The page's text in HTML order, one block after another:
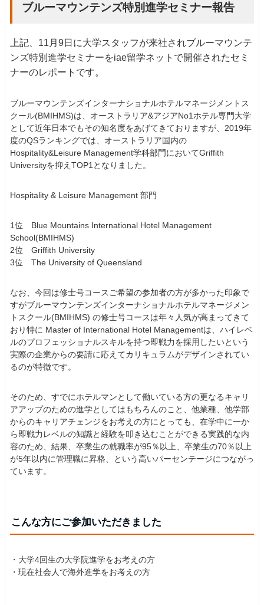
ブルーマウンテンズ特別進学セミナー報告
上記、11月9日に大学スタッフが来社されブルーマウンテ
ンズ特別進学セミナーをiae留学ネットで開催されたセミ
ナーのレポートです。
ブルーマウンテンズインターナショナルホテルマネージメントス
クール(BMIHMS)は、オーストラリア&アジアNo1ホテル専門大学
として近年日本でもその知名度をあげてきておりますが、2019年
度のQSランキングでは、オーストラリア国内の
Hospitality&Leisure Management学科部門においてGriffith
Universityを抑えTOP1となりました。
Hospitality & Leisure Management 部門
1位 Blue Mountains International Hotel Management
School(BMIHMS)
2位 Griffith University
3位 The University of Queensland
なお、今回は修士号コースご希望の参加者の方が多かった印象で
すがブルーマウンテンズインターナショナルホテルマネージメン
トスクール(BMIHMS) の修士号コースは年々人気が高まってきて
おり特に Master of International Hotel Managementは、ハイレベ
ルのプロフェッショナルスキルを持つ即戦力を採用したいという
実際の企業からの要請に応えてカリキュラムがデザインされてい
るのが特徴です。
そのため、すでにホテルマンとして働いている方の更なるキャリ
アアップのための進学としてはもちろんのこと、他業種、他学部
からのキャリアチェンジをお考えの方にとっても、在学中に一か
ら即戦力レベルの知識と経験を叩き込むことができる実践的な内
容のため、結果、卒業生の就職率が95％以上、卒業生の70％以上
が5年以内に管理職に昇格、という高いパーセンテージにつながっ
ています。
こんな方にご参加いただきました
・大学4回生の大学院進学をお考えの方
・現在社会人で海外進学をお考えの方